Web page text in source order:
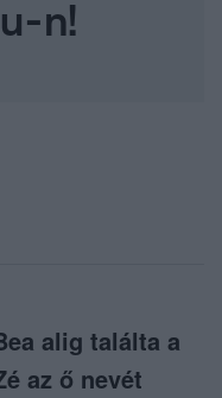
n!
alig találta a
az ő nevét